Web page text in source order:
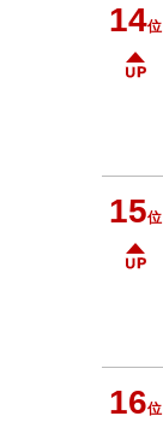
14位
15位
16位